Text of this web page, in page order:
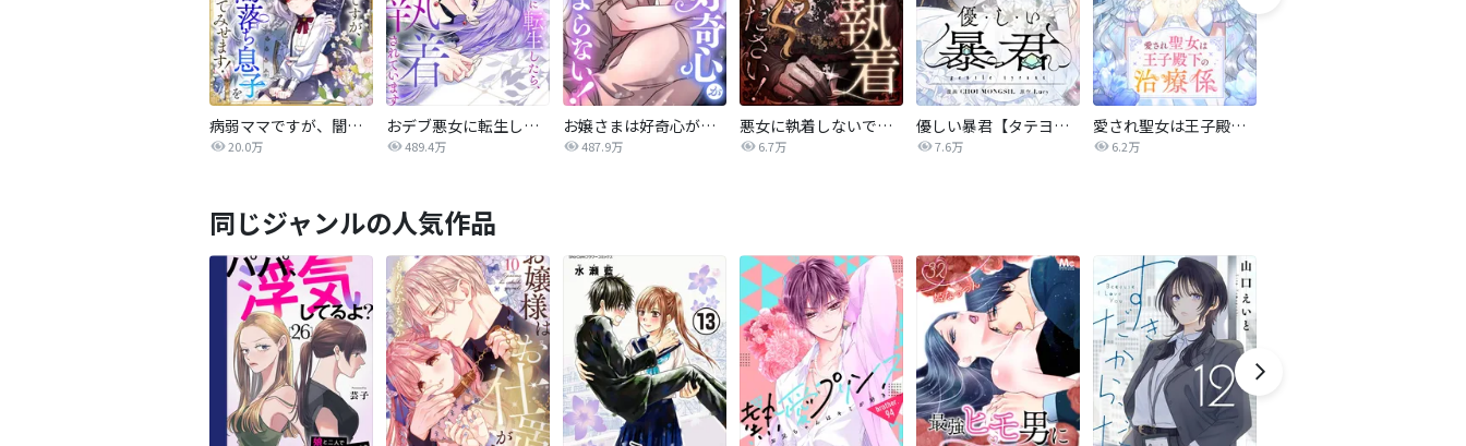
病弱ママですが、闇落ち息子を育ててみせます！【タテヨミ】
20.0万
おデブ悪女に転生したら、なぜかラスボス王子様に執着されています
489.4万
お嬢さまは好奇心が止まらない！
487.9万
悪女に執着しないでください！【タテヨミ】
6.7万
優しい暴君【タテヨミ】
7.6万
愛され聖女は王子殿下の治療係【タテヨミ】
6.2万
同じジャンルの人気作品